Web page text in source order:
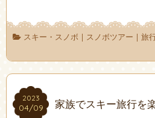
スキー・スノボ | スノボツアー | 旅
2023
04/09
2023
04/09 家族でスキー旅行を